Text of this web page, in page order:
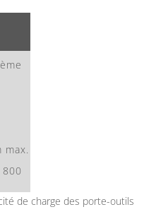
max.
de charge des porte-outils